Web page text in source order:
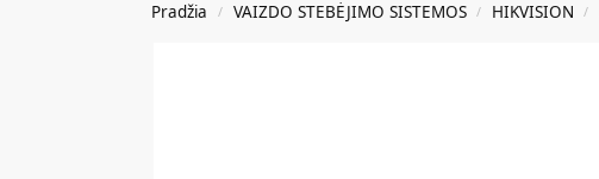
Pradžia / VAIZDO STEBĖJIMO SISTEMOS / HIKVISION /